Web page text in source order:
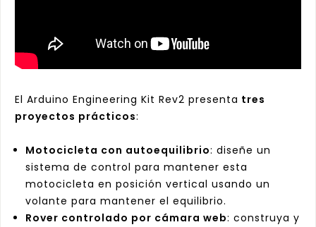
El Arduino Engineering Kit Rev2 presenta tres
proyectos prácticos:
Motocicleta con autoequilibrio: diseñe un
sistema de control para mantener esta
motocicleta en posición vertical usando un
volante para mantener el equilibrio.
Rover controlado por cámara web: construya y